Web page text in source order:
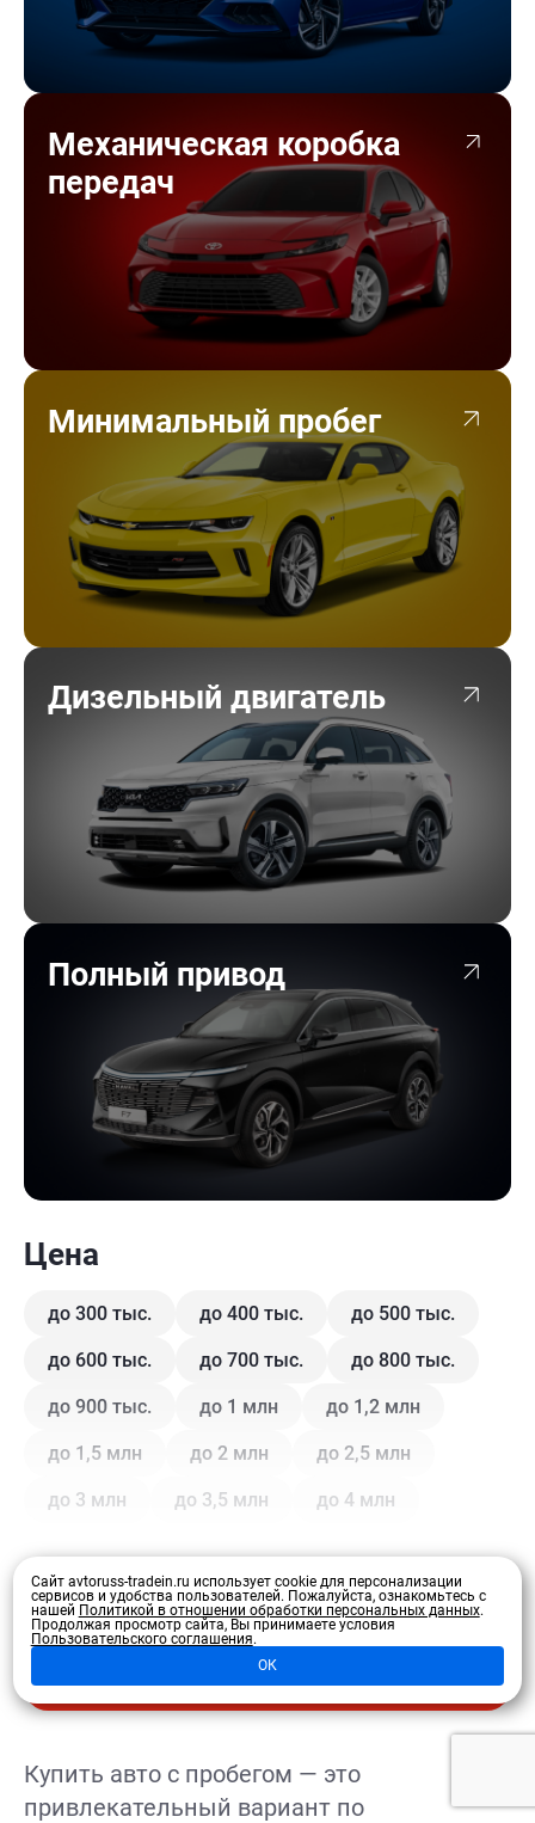
Механическая коробка
передач
Минимальный пробег
Дизельный двигатель
Полный привод
Цена
до 300 тыс. до 400 тыс. до 500 тыс.
до 600 тыс. до 700 тыс. до 800 тыс.
до 900 тыс. до 1 млн до 1,2 млн
до 1,5 млн до 2 млн до 2,5 млн
до 3 млн до 3,5 млн до 4 млн
Кузов
Купе Внедорожник Внедорожник 5 дв.
Седан Хэтчбек 3 дв. Хэтчбек 5 дв.
Универсал Универсал 5 дв.
Развернуть
Купить авто с пробегом — это
привлекательный вариант по
Сайт avtoruss-tradein.ru использует cookie для персонализации
сервисов и удобства пользователей. Пожалуйста, ознакомьтесь с
нашей Политикой в отношении обработки персональных данных.
Продолжая просмотр сайта, Вы принимаете условия
Пользовательского соглашения.
ОК